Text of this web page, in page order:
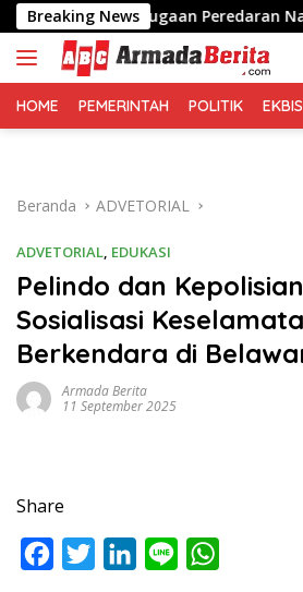
Langsung
ke
konten
Breaking News
Desak Dugaan Peredaran
HOME PEMERINTAH POLITIK EKBIS
Beranda ADVETORIAL
ADVETORIAL, EDUKASI
Pelindo dan
Sosialisasi
Berkendara di
Armada Berita
11 September 2025
Share